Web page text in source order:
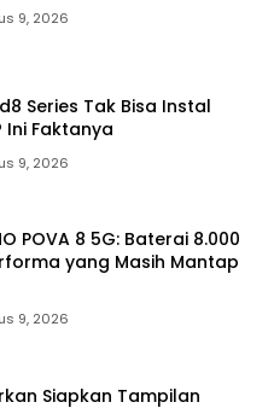
9, 2026
Series Tak Bisa Instal
Ini Faktanya
9, 2026
POVA 8 5G: Baterai 8.000
yang Masih Mantap
9, 2026
Siapkan Tampilan